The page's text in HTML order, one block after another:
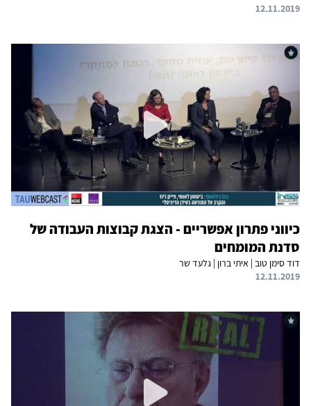
12.11.2019
כיווני פתרון אפשריים - הצגת קבוצות העבודה של
סדנת המומחים
דוד סימן טוב | איתי ברון | גלעד שר
12.11.2019